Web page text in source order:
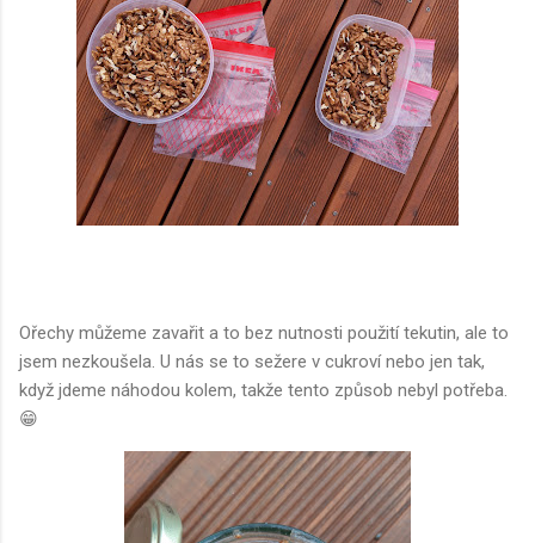
Ořechy můžeme zavařit a to bez nutnosti použití tekutin, ale to
jsem nezkoušela. U nás se to sežere v cukroví nebo jen tak,
když jdeme náhodou kolem, takže tento způsob nebyl potřeba.
😁